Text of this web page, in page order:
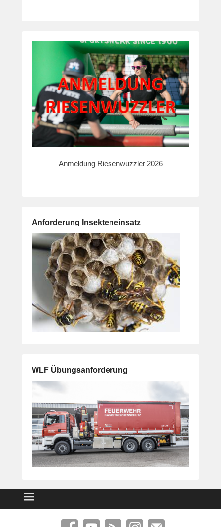
Anmeldung Riesenwuzzler 2026
Anforderung Insekteneinsatz
WLF Übungsanforderung